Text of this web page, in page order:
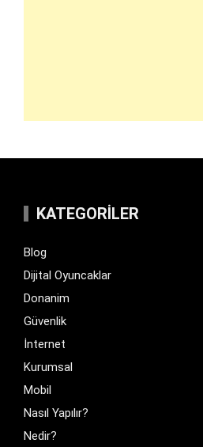
KATEGORILER
Blog
Dijital Oyuncaklar
Donanim
Güvenlik
İnternet
Kurumsal
Mobil
Nasıl Yapılır?
Nedir?